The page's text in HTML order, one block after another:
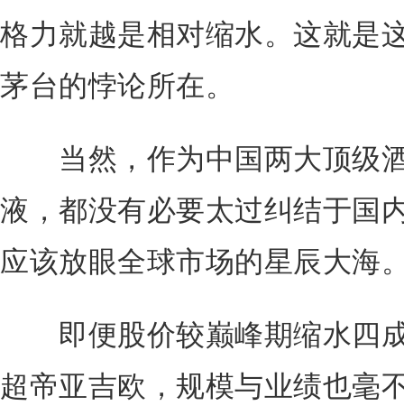
格力就越是相对缩水。这就是
茅台的悖论所在。
当然，作为中国两大顶级
液，都没有必要太过纠结于国
应该放眼全球市场的星辰大海
即便股价较巅峰期缩水四
超帝亚吉欧，规模与业绩也毫